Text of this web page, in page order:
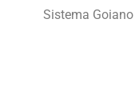
Sistema